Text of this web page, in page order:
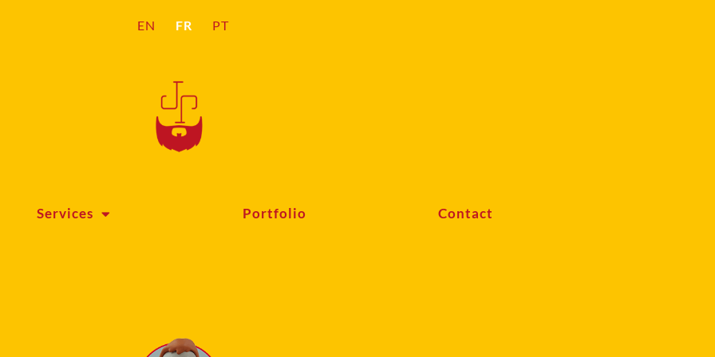
EN FR PT
Services Portfolio Contact